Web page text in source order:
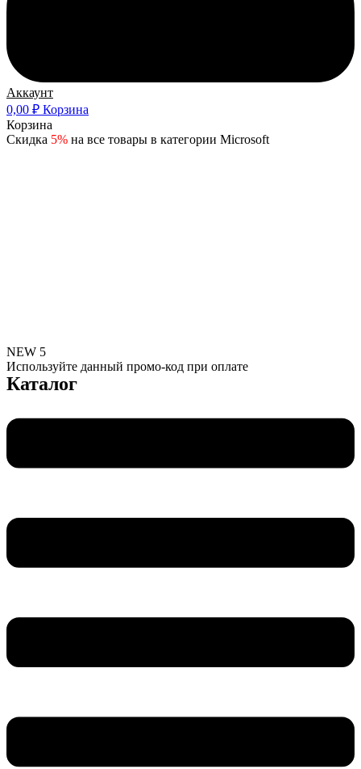
Аккаунт
0,00 ₽ Корзина
Корзина
Скидка 5% на все товары в категории Microsoft
NEW 5
Используйте данный промо-код при оплате
Каталог